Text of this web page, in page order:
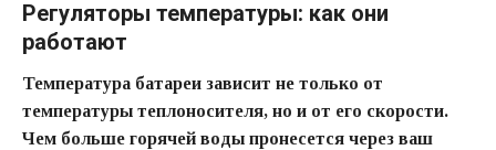
Регуляторы температуры: как они
работают
Температура батареи зависит не только от
температуры теплоносителя, но и от его скорости.
Чем больше горячей воды пронесется через ваш